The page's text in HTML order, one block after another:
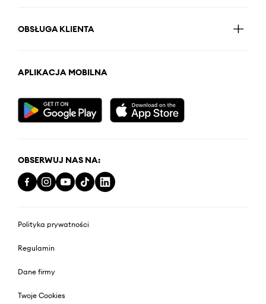
OBSŁUGA KLIENTA
APLIKACJA MOBILNA
OBSERWUJ NAS NA:
Polityka prywatności
Regulamin
Dane firmy
Twoje Cookies